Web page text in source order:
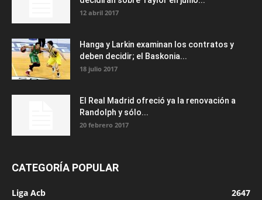
12 abril 2017
Hanga y Larkin examinan los contratos y
deben decidir; el Baskonia...
18 julio 2017
El Real Madrid ofreció ya la renovación a
Randolph y sólo...
20 febrero 2017
CATEGORÍA POPULAR
Liga Acb
2647